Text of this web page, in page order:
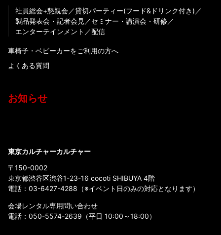
社員総会+懇親会
貸切パーティー(フード&ドリンク付き)
製品発表会・記者会見
セミナー・講演会・研修
エンターテインメント
配信
車椅子・ベビーカーをご利用の方へ
よくある質問
お知らせ
東京カルチャーカルチャー
〒150-0002
東京都渋谷区渋谷1-23-16 cocoti SHIBUYA 4階
電話： 03-6427-4288 （※イベント日のみの対応となります）
会場レンタル専用問い合わせ
電話： 050-5574-2639 （平日 10:00～18:00）